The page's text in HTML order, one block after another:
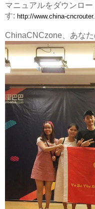
マニュアルをダウンロ
す: http://www.china-
ChinaCNCzone、あな